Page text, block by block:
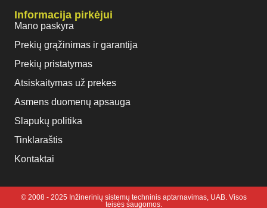
Informacija pirkėjui
Mano paskyra
Prekių grąžinimas ir garantija
Prekių pristatymas
Atsiskaitymas už prekes
Asmens duomenų apsauga
Slapukų politika
Tinklaraštis
Kontaktai
© 2008 - 2025 Inžinerinių sistemų techninis aptarnavimas, UAB. Visos
teisės saugomos.